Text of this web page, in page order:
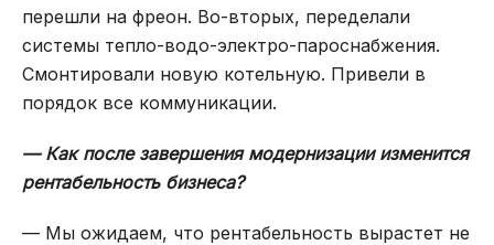
перешли на фреон. Во-вторых, переделали
системы тепло-водо-электро-пароснабжения.
Смонтировали новую котельную. Привели в
порядок все коммуникации.
— Как после завершения модернизации изменится
рентабельность бизнеса?
— Мы ожидаем, что рентабельность вырастет не